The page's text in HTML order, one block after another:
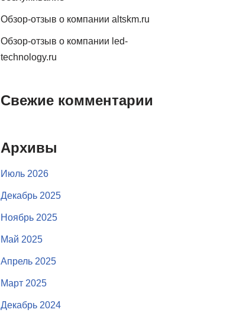
Обзор-отзыв о компании altskm.ru
Обзор-отзыв о компании led-
technology.ru
Свежие комментарии
Архивы
Июль 2026
Декабрь 2025
Ноябрь 2025
Май 2025
Апрель 2025
Март 2025
Декабрь 2024